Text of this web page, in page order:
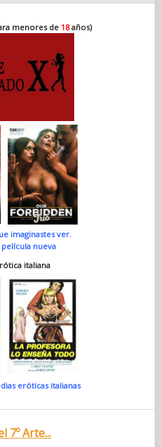
menores de 18años)
imaginastes ver.
película nueva
italiana
eróticas italianas
7º Arte...